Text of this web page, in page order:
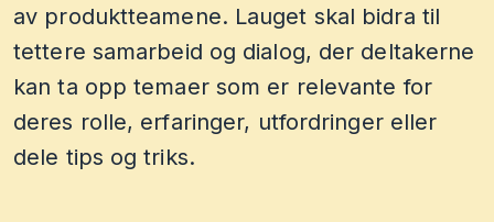
av produktteamene. Lauget skal bidra til
tettere samarbeid og dialog, der deltakerne
kan ta opp temaer som er relevante for
deres rolle, erfaringer, utfordringer eller
dele tips og triks.